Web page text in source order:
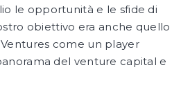
le opportunità e le sfide di
obiettivo era anche quello
come un player
del venture capital e